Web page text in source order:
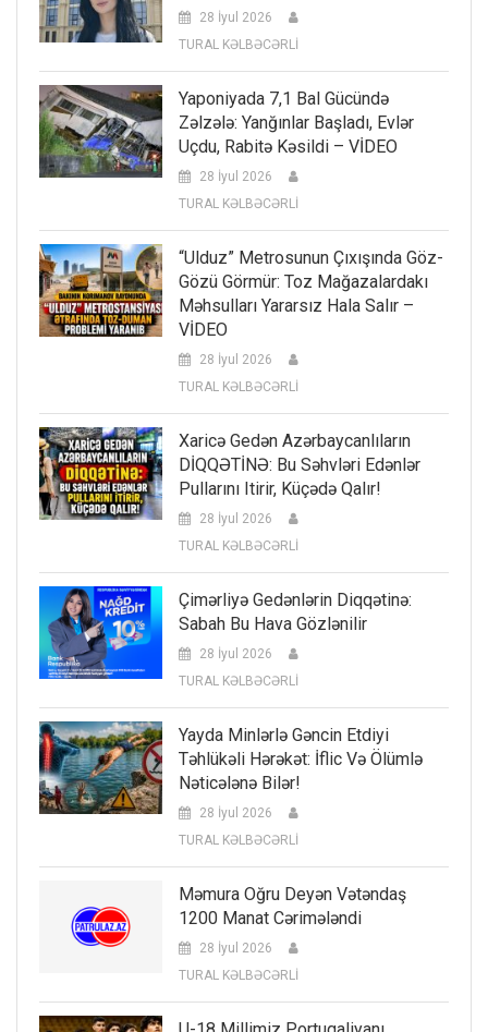
28 İyul 2026
TURAL KƏLBƏCƏRLİ
Yaponiyada 7,1 Bal Gücündə
Zəlzələ: Yanğınlar Başladı, Evlər
Uçdu, Rabitə Kəsildi – VİDEO
28 İyul 2026
TURAL KƏLBƏCƏRLİ
“Ulduz” Metrosunun Çıxışında Göz-
Gözü Görmür: Toz Mağazalardakı
Məhsulları Yararsız Hala Salır –
VİDEO
28 İyul 2026
TURAL KƏLBƏCƏRLİ
Xaricə Gedən Azərbaycanlıların
DİQQƏTİNƏ: Bu Səhvləri Edənlər
Pullarını Itirir, Küçədə Qalır!
28 İyul 2026
TURAL KƏLBƏCƏRLİ
Çimərliyə Gedənlərin Diqqətinə:
Sabah Bu Hava Gözlənilir
28 İyul 2026
TURAL KƏLBƏCƏRLİ
Yayda Minlərlə Gəncin Etdiyi
Təhlükəli Hərəkət: İflic Və Ölümlə
Nəticələnə Bilər!
28 İyul 2026
TURAL KƏLBƏCƏRLİ
Məmura Oğru Deyən Vətəndaş
1200 Manat Cərimələndi
28 İyul 2026
TURAL KƏLBƏCƏRLİ